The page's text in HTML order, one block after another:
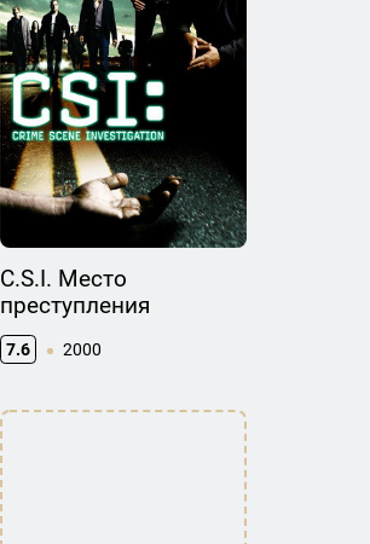
C.S.I. Место
преступления
7.6 2000